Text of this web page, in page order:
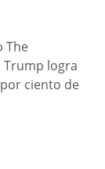
The
Trump logra
ciento de